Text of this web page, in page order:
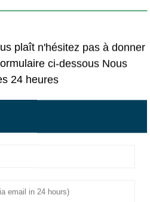
plaît n'hésitez pas à donner
ci-dessous Nous
24 heures